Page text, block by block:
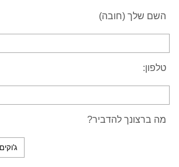
השם שלך (חובה)
טלפון:
מה ברצונך להדביר?